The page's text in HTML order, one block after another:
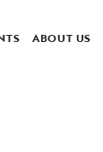
ABOUT US